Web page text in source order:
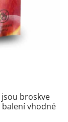
jsou broskve
vhodné